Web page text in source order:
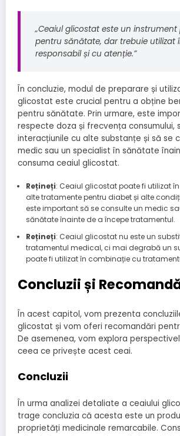
„Ceaiul glicostat este un
pentru sănătate, dar trebuie utilizat
responsabil și cu atenție.”
În concluzie, modul de preparare și
glicostat este crucial pentru a obține
pentru sănătate. Prin urmare, este
respecte doza și frecvența consumului,
interacțiunile cu alte substanțe și să se
medic sau un specialist în sănătate
consuma ceaiul glicostat.
Rețineți: Ceaiul glicostat poate fi utilizat
alte tratamente pentru diabet și alte
este important să se consulte un medic
sănătate înainte de a începe tratamentul.
Rețineți: Ceaiul glicostat nu este un
tratamentul medical, ci mai degrabă un
poate fi utilizat în combinație cu
Concluzii și
În acest capitol, vom prezenta
glicostat și vom oferi recomandări
De asemenea, vom explora
ceea ce privește acest ceai.
Concluzii
În urma analizei detaliate a ceaiului
trage concluzia că acesta este un
proprietăți medicinale remarcabile.